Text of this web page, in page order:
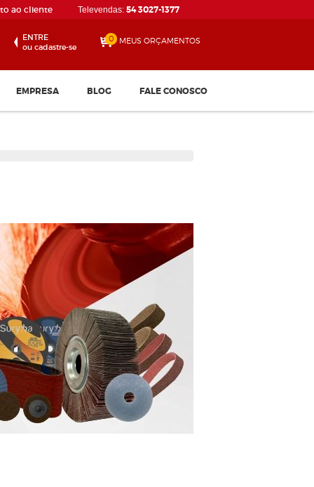
ao cliente Televendas: 54 3027-1377
ENTRE
ou cadastre-se
0 MEUS ORÇAMENTOS
Disco de Corte 115 x 1.0...
EMPRESA BLOG FALE CONOSCO